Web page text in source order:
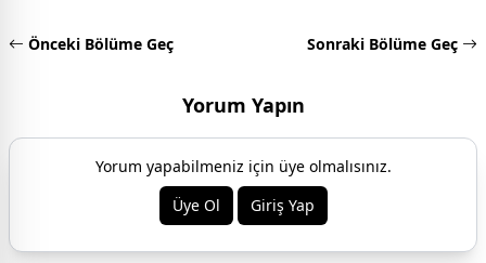
Önceki Bölüme Geç Sonraki Bölüme Geç
Yorum Yapın
Yorum yapabilmeniz için üye olmalısınız.
Üye Ol
Giriş Yap